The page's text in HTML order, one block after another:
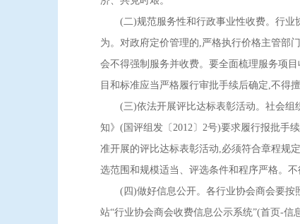
(二)规范服务性和行政事业性收费。行业协
为。对政府定价管理的,严格执行价格主管部
会不得强制服务并收费。要全面梳理服务项
目和标准应当严格履行审批手续后确定,不得
(三)依法开展评比达标表彰活动。社会组织
知》(国评组发〔2012〕2号)要求履行报批手
准开展的评比达标表彰活动,必须符合章程规
选范围和规模适当、评选条件和程序严格。
(四)做好信息公开。各行业协会商会要按照
站“行业协会商会收费信息公示系统”(首页-